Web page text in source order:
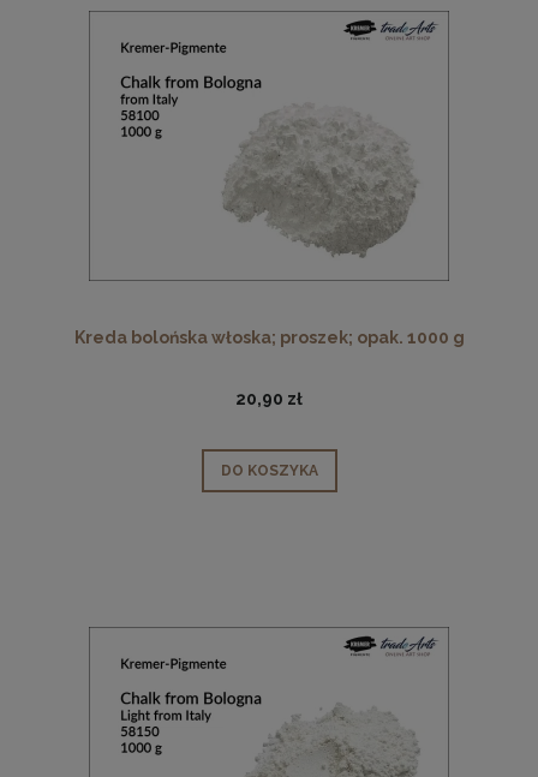
Kreda bolońska włoska; proszek; opak. 1000 g
20,90 zł
DO KOSZYKA